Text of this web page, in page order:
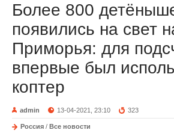
Более 800
появились на свет
Приморья: для
впервые был
коптер
admin 13-04-2021, 23:10 323
Россия / Все новости